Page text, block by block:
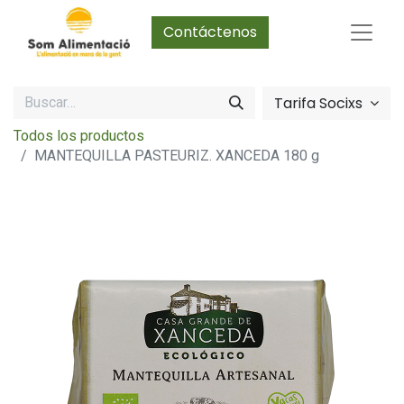
Contáctenos
Tarifa Socixs
Todos los productos
MANTEQUILLA PASTEURIZ. XANCEDA 180 g